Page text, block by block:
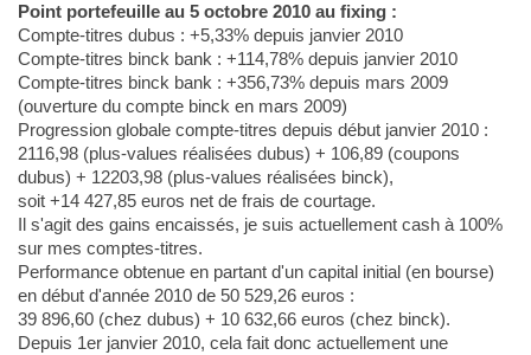
Point portefeuille au 5 octobre 2010 au fixing :
Compte-titres dubus : +5,33% depuis janvier 2010
Compte-titres binck bank : +114,78% depuis janvier 2010
Compte-titres binck bank : +356,73% depuis mars 2009
(ouverture du compte binck en mars 2009)
Progression globale compte-titres depuis début janvier 2010 :
2116,98 (plus-values réalisées dubus) + 106,89 (coupons
dubus) + 12203,98 (plus-values réalisées binck),
soit +14 427,85 euros net de frais de courtage.
Il s'agit des gains encaissés, je suis actuellement cash à 100%
sur mes comptes-titres.
Performance obtenue en partant d'un capital initial (en bourse)
en début d'année 2010 de 50 529,26 euros :
39 896,60 (chez dubus) + 10 632,66 euros (chez binck).
Depuis 1er janvier 2010, cela fait donc actuellement une